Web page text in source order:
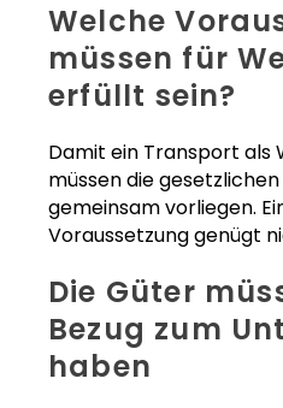
Welche
müssen für
erfüllt sein?
Damit ein Transport als
müssen die
gemeinsam vorliegen.
Voraussetzung genügt
Die Güter
Bezug zum
haben